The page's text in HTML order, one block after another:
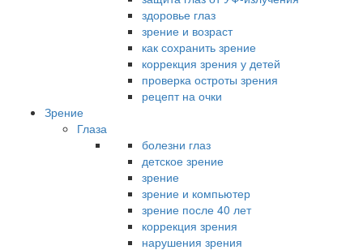
здоровье глаз
зрение и возраст
как сохранить зрение
коррекция зрения у детей
проверка остроты зрения
рецепт на очки
Зрение
Глаза
болезни глаз
детское зрение
зрение
зрение и компьютер
зрение после 40 лет
коррекция зрения
нарушения зрения